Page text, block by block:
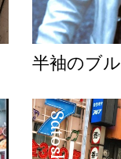
半袖のブ